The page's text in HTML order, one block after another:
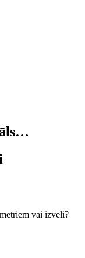
vai izvēli?